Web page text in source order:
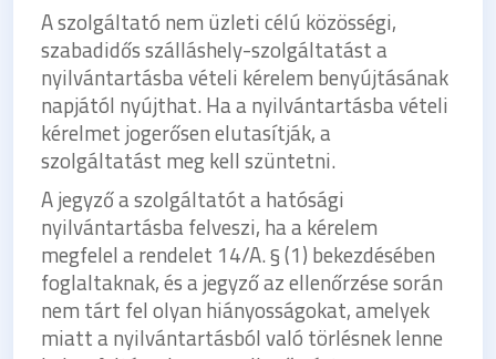
A szolgáltató nem üzleti célú közösségi,
szabadidős szálláshely-szolgáltatást a
nyilvántartásba vételi kérelem benyújtásának
napjától nyújthat. Ha a nyilvántartásba vételi
kérelmet jogerősen elutasítják, a
szolgáltatást meg kell szüntetni.
A jegyző a szolgáltatót a hatósági
nyilvántartásba felveszi, ha a kérelem
megfelel a rendelet 14/A. § (1) bekezdésében
foglaltaknak, és a jegyző az ellenőrzése során
nem tárt fel olyan hiányosságokat, amelyek
miatt a nyilvántartásból való törlésnek lenne